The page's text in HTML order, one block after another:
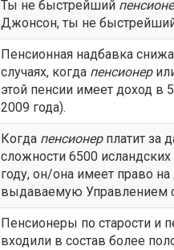
Ты не быстрейший
Джонсон, ты не
Пенсионная надбавка
случаях, когда пенсионер
этой пенсии имеет доход в
2009 года).
Когда пенсионерплатит за
сложности 6500
году, он/она имеет право
выдаваемую Управлением
Пенсионеры по старости и
входили в состав более